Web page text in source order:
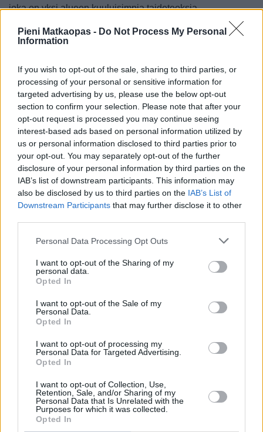
Pieni Matkaopas - Do Not Process My Personal
Information
If you wish to opt-out of the sale, sharing to third parties, or
processing of your personal or sensitive information for
targeted advertising by us, please use the below opt-out
section to confirm your selection. Please note that after your
opt-out request is processed you may continue seeing
interest-based ads based on personal information utilized by
us or personal information disclosed to third parties prior to
your opt-out. You may separately opt-out of the further
disclosure of your personal information by third parties on the
IAB’s list of downstream participants. This information may
also be disclosed by us to third parties on the IAB’s List of
Downstream Participants that may further disclose it to other
Personal Data Processing Opt Outs
I want to opt-out of the Sharing of my
personal data.
Opted In
I want to opt-out of the Sale of my
Personal Data.
Opted In
I want to opt-out of processing my
Personal Data for Targeted Advertising.
Opted In
I want to opt-out of Collection, Use,
Retention, Sale, and/or Sharing of my
Personal Data that Is Unrelated with the
Purposes for which it was collected.
Opted In
joka on yksi alueen kuuluisimpia taideteoksia.
Aivan Jomas ielan Majorin puoleisessa päässä,
numerossa 35 sijaitseva
muitakin tapahtumia. Sen edessä olevaan puistikkoon
(Horna dārzs) kannattaa kiinnittää huomiota, koska se oli
Jomas ielan ensimmäiseksi kehitetty osa. Pihalla oli
aikoinaan jopa 2000 ihmistä kuulemassa konsertteja,
täällä näytettiin vuonna 1896 Latvian ensimmäinen
elokuva ja vuonna 1905 Latvian sinfoniaorkesteri esitti
täällä ensimmäistä kertaa Latvian kansallislaulun. Vuonna
1970 nykyinen kulttuurikeskus valmistui, alun perin
elokuvateatteriksi, ja 1990-luvulla sen viereen ilmestyi
muistomerkkejä.
Toinen rakennus, johon täälläpäin voi kiinnittää huomiota,
on lähellä rautatieasemaa oleva kaunis rakennus, jonka
saapuessaan näkevät. Se on kuuluisa
Hotelli Majori
joka valmistui vuonna 1925, ja alun perin hotellissa oli 100
huonetta. 1930-luvulla siellä oli tanssiaisia, jazz-
konsertteja ja muita tilaisuuksia, mutta ikävä kyllä
rakennusta voi nykyään ihailla vain ulkoapäin, sillä se on
ollut jo vuosia suljettuna.
mielenkiintoista, ja oli alueella sitten kuinka lyhyen aikaa
tahansa, kannattaa se kävellä päästä päähän. Sen ilme on
nykyisen tyylinen se on ollut vuodesta 2003 lähtien. Yksi
kadun kohokohtia on“Jūrmalan maapallo”
, joka on ollut
Turaidas-kadun kulmauksessa 1970-luvulta lähtien. Se on
Latvian suurin karttapallo, ja se on nykyisin hyvässä